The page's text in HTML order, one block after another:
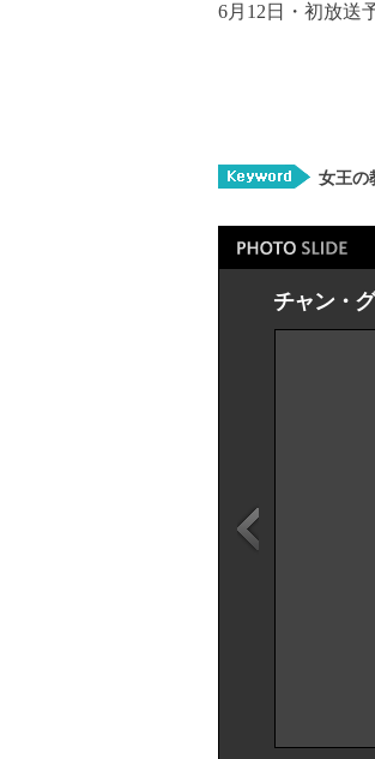
6月12日・初放送
女王の
チャン・